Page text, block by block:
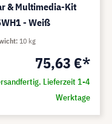
& Multimedia-Kit
- Weiß
75,63 €*
Lieferzeit 1-4
Werktage
10 kg